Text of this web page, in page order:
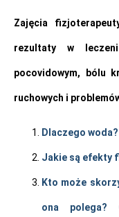
Zajęcia
rezultaty w
pocovidowym, bólu
ruchowych i
Dlaczego woda?
Jakie są efekty
Kto może
ona polega?